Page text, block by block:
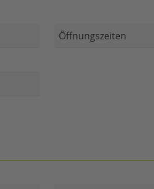
Öffnungszeiten